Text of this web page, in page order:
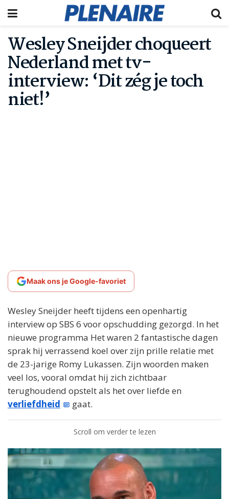
Wesley Sneijder choqueert
Nederland met tv-
interview: ‘Dit zég je toch
niet!’
Maak ons je Google-favoriet
Wesley Sneijder heeft tijdens een openhartig
interview op SBS 6 voor opschudding gezorgd. In het
nieuwe programma Het waren 2 fantastische dagen
sprak hij verrassend koel over zijn prille relatie met
de 23-jarige Romy Lukassen. Zijn woorden maken
veel los, vooral omdat hij zich zichtbaar
terughoudend opstelt als het over liefde en
verliefdheid
gaat.
Scroll om verder te lezen